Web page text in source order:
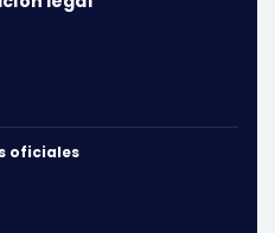
oficiales